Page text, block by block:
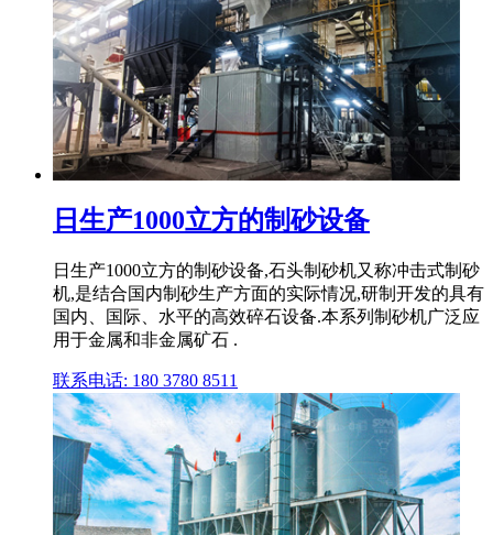
日生产1000立方的制砂设备
日生产1000立方的制砂设备,石头制砂机又称冲击式制砂
机,是结合国内制砂生产方面的实际情况,研制开发的具有
国内、国际、水平的高效碎石设备.本系列制砂机广泛应
用于金属和非金属矿石 .
联系电话: 180 3780 8511